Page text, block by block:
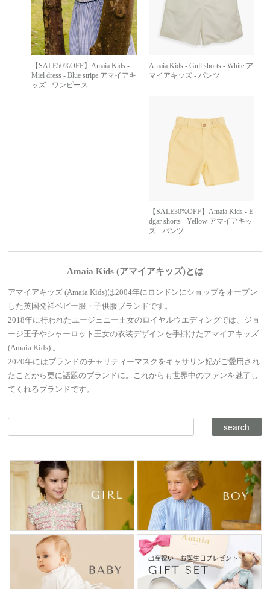
【SALE50%OFF】Amaia Kids -
Miel dress - Blue stripe アマイアキ
ッズ - ワンピース
Amaia Kids - Gull shorts - White ア
マイアキッズ - パンツ
【SALE30%OFF】Amaia Kids - E
dgar shorts - Yellow アマイアキッ
ズ - パンツ
Amaia Kids (アマイアキッズ)とは
アマイアキッズ (Amaia Kids)は2004年にロンドンにショップをオープン
した英国発祥ベビー服・子供服ブランドです。
2018年に行われたユージェニー王女のロイヤルウエディングでは、ジョ
ージ王子やシャーロット王女の衣装デザインを手掛けたアマイアキッズ
(Amaia Kids) 。
2020年にはブランドのチャリティーマスクをキャサリン妃がご愛用され
たことから更に話題のブランドに。これからも世界中のファンを魅了し
てくれるブランドです。